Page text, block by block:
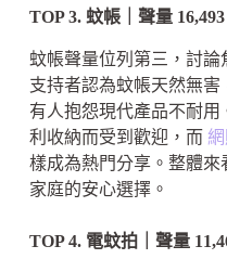
TOP 3. 蚊帳｜聲量
蚊帳聲量位列第三，討論
支持者認為蚊帳天然無
有人抱怨現代產品不耐用
利收納而受到歡迎，而
樣成為熱門分享。整體
家庭的安心選擇。
TOP 4. 電蚊拍｜聲量